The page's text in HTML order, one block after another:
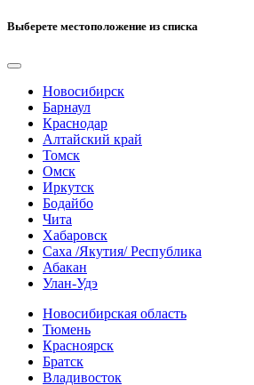
Выберете местоположение из списка
Новосибирск
Барнаул
Краснодар
Алтайский край
Томск
Омск
Иркутск
Бодайбо
Чита
Хабаровск
Саха /Якутия/ Республика
Абакан
Улан-Удэ
Новосибирская область
Тюмень
Красноярск
Братск
Владивосток